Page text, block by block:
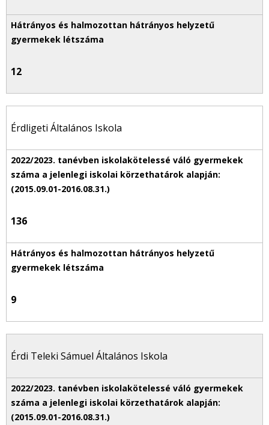
12
Érdligeti Általános Iskola
136
9
Érdi Teleki Sámuel Általános Iskola